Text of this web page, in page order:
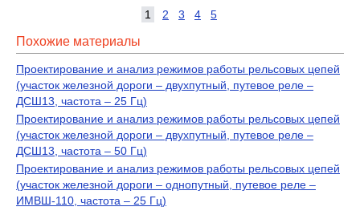
1 2 3 4 5
Похожие материалы
Проектирование и анализ режимов работы рельсовых цепей
(участок железной дороги – двухпутный, путевое реле –
ДСШ13, частота – 25 Гц)
Проектирование и анализ режимов работы рельсовых цепей
(участок железной дороги – двухпутный, путевое реле –
ДСШ13, частота – 50 Гц)
Проектирование и анализ режимов работы рельсовых цепей
(участок железной дороги – однопутный, путевое реле –
ИМВШ-110, частота – 25 Гц)